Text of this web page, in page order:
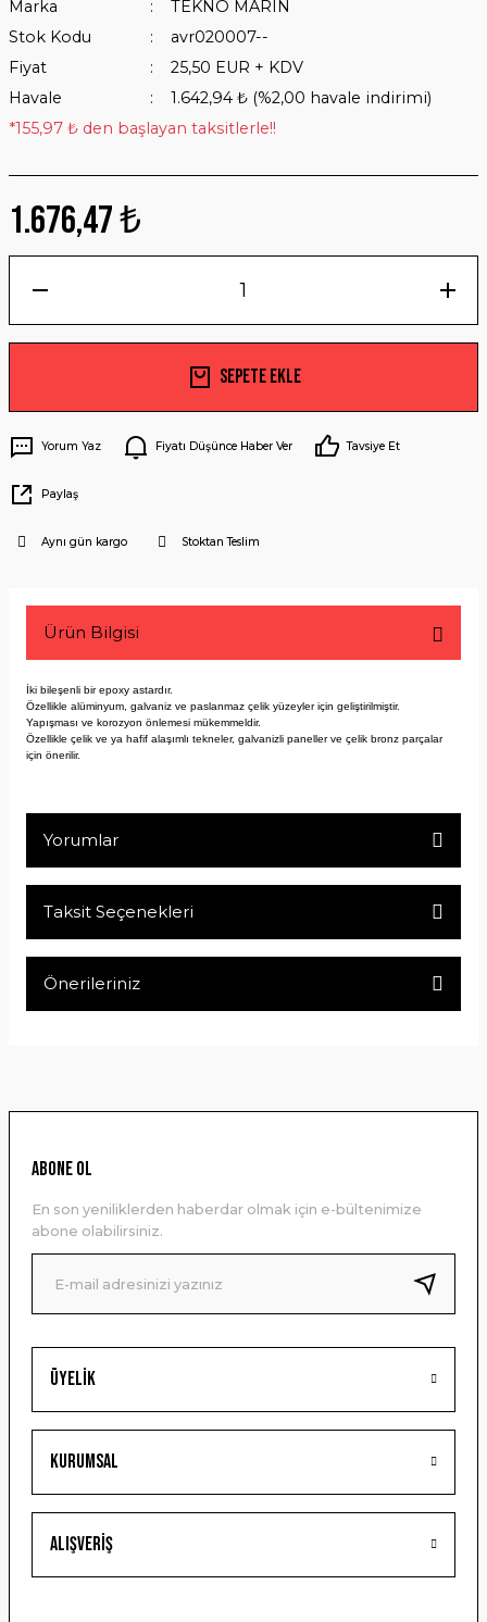
Marka
TEKNO MARIN
Stok Kodu
avr020007--
Fiyat
25,50 EUR + KDV
Havale
1.642,94 ₺ (%2,00 havale indirimi)
*155,97 ₺ den başlayan taksitlerle!!
1.676,47 ₺
Sepete Ekle
Yorum Yaz Fiyatı Düşünce Haber Ver Tavsiye Et
Paylaş
Aynı gün kargo Stoktan Teslim
Ürün Bilgisi
İki bileşenli bir epoxy astardır.
Özellikle alüminyum, galvaniz ve paslanmaz çelik yüzeyler için geliştirilmiştir.
Yapışması ve korozyon önlemesi mükemmeldir.
Özellikle çelik ve ya hafif alaşımlı tekneler, galvanizli paneller ve çelik bronz parçalar
için önerilir.
Yorumlar
Taksit Seçenekleri
Önerileriniz
Ürün resmi kalitesiz, bozuk veya görüntülenemiyor.
Ürün bilgilerinde hatalar bulunuyor.
Ürün fiyatı diğer sitelerden daha pahalı.
Bu ürüne benzer farklı alternatifler olmalı.
Gönder
Üyelik
Kurumsal
Alışveriş
ABONE OL
En son yeniliklerden haberdar olmak için e-bültenimize
abone olabilirsiniz.